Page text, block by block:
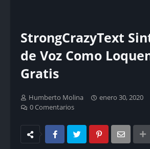
StrongCrazyText
de Voz Como
Gratis
Humberto Molina
enero 30, 2020
0 Comentarios